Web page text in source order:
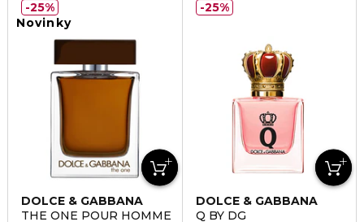
Novinky
DOLCE & GABBANA
THE ONE POUR HOMME
25%
DOLCE & GABBANA
Q BY DG
25%